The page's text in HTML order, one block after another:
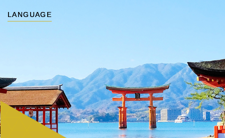
LANGUAGE
LANGUAGE